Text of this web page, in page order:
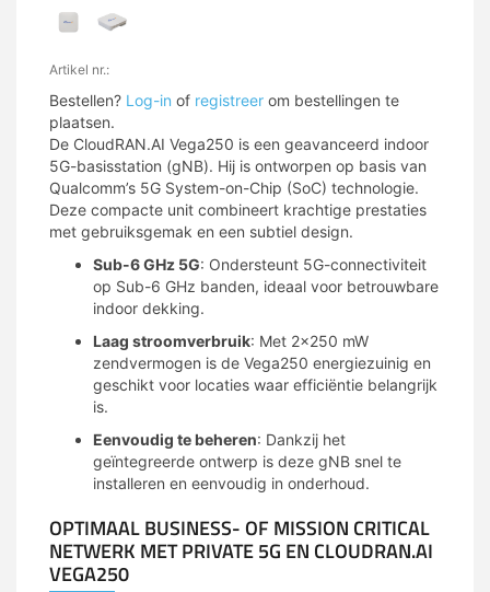
Artikel nr.:
Bestellen? Log-in of registreer om bestellingen te
plaatsen.
De CloudRAN.AI Vega250 is een geavanceerd indoor
5G-basisstation (gNB). Hij is ontworpen op basis van
Qualcomm’s 5G System-on-Chip (SoC) technologie.
Deze compacte unit combineert krachtige prestaties
met gebruiksgemak en een subtiel design.
Sub-6 GHz 5G: Ondersteunt 5G-connectiviteit
op Sub-6 GHz banden, ideaal voor betrouwbare
indoor dekking.
Laag stroomverbruik: Met 2×250 mW
zendvermogen is de Vega250 energiezuinig en
geschikt voor locaties waar efficiëntie belangrijk
is.
Eenvoudig te beheren: Dankzij het
geïntegreerde ontwerp is deze gNB snel te
installeren en eenvoudig in onderhoud.
OPTIMAAL BUSINESS- OF MISSION CRITICAL
NETWERK MET PRIVATE 5G EN CLOUDRAN.AI
VEGA250